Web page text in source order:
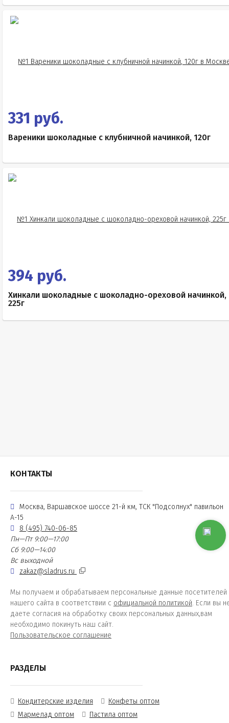
331 руб.
Вареники шоколадные с клубничной начинкой, 120г
394 руб.
Хинкали шоколадные с шоколадно-ореховой начинкой,
225г
КОНТАКТЫ
Москва, Варшавское шоссе 21-й км, ТСК "Подсолнух" павильон
А-15
8 (495) 740-06-85
Пн—Пт 9:00—17:00
Сб 9:00—14:00
Вс выходной
zakaz@sladrus.ru
Мы получаем и обрабатываем персональные данные посетителей
нашего сайта в соответствии с официальной политикой. Если вы
даете согласия на обработку своих персональных данных,вам
необходимо покинуть наш сайт.
Пользовательское соглашение
РАЗДЕЛЫ
Кондитерские изделия
Конфеты оптом
Мармелад оптом
Пастила оптом